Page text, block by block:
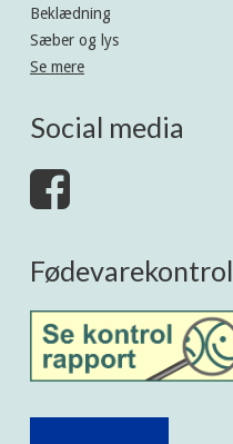
Beklædning
Sæber og lys
Se mere
Social media
Fødevarekontrol